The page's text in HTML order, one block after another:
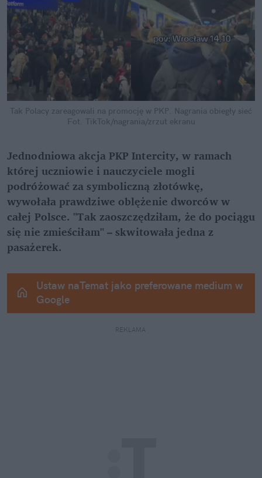
Tak Polacy zareagowali na promocję w PKP. Nagrania obiegły sieć
Fot. TikTok/nagrania/zrzut ekranu
Jednodniowa akcja PKP Intercity, w ramach
której uczniowie i nauczyciele mogli
podróżować za symboliczną złotówkę,
wywołała prawdziwe oblężenie dworców w
całej Polsce. "Tak zaoszczędziłam, że do pociągu
się nie zmieściłam" – skwitowała jedna z
pasażerek.
Ustaw naTemat jako preferowane medium w
Google
REKLAMA